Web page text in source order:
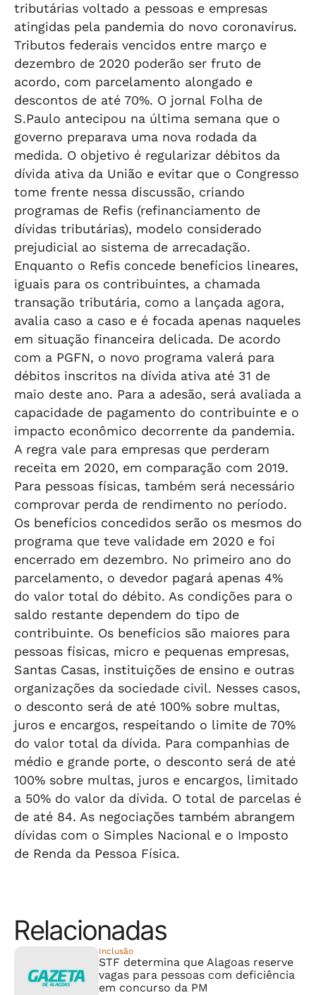
tributárias voltado a pessoas e empresas
atingidas pela pandemia do novo coronavírus.
Tributos federais vencidos entre março e
dezembro de 2020 poderão ser fruto de
acordo, com parcelamento alongado e
descontos de até 70%. O jornal Folha de
S.Paulo antecipou na última semana que o
governo preparava uma nova rodada da
medida. O objetivo é regularizar débitos da
dívida ativa da União e evitar que o Congresso
tome frente nessa discussão, criando
programas de Refis (refinanciamento de
dívidas tributárias), modelo considerado
prejudicial ao sistema de arrecadação.
Enquanto o Refis concede benefícios lineares,
iguais para os contribuintes, a chamada
transação tributária, como a lançada agora,
avalia caso a caso e é focada apenas naqueles
em situação financeira delicada. De acordo
com a PGFN, o novo programa valerá para
débitos inscritos na dívida ativa até 31 de
maio deste ano. Para a adesão, será avaliada a
capacidade de pagamento do contribuinte e o
impacto econômico decorrente da pandemia.
A regra vale para empresas que perderam
receita em 2020, em comparação com 2019.
Para pessoas físicas, também será necessário
comprovar perda de rendimento no período.
Os benefícios concedidos serão os mesmos do
programa que teve validade em 2020 e foi
encerrado em dezembro. No primeiro ano do
parcelamento, o devedor pagará apenas 4%
do valor total do débito. As condições para o
saldo restante dependem do tipo de
contribuinte. Os benefícios são maiores para
pessoas físicas, micro e pequenas empresas,
Santas Casas, instituições de ensino e outras
organizações da sociedade civil. Nesses casos,
o desconto será de até 100% sobre multas,
juros e encargos, respeitando o limite de 70%
do valor total da dívida. Para companhias de
médio e grande porte, o desconto será de até
100% sobre multas, juros e encargos, limitado
a 50% do valor da dívida. O total de parcelas é
de até 84. As negociações também abrangem
dívidas com o Simples Nacional e o Imposto
de Renda da Pessoa Física.
Relacionadas
Inclusão
STF determina que Alagoas reserve
vagas para pessoas com deficiência
em concurso da PM